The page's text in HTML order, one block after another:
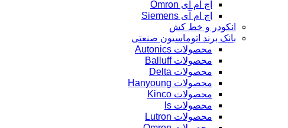
اچ ام آی Omron
اچ ام آی Siemens
انکودر و خط کش
بانک برند اتوماسیون صنعتی
محصولات Autonics
محصولات Balluff
محصولات Delta
محصولات Hanyoung
محصولات Kinco
محصولات ls
محصولات Lutron